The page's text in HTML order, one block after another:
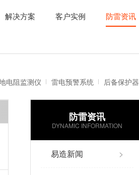
解决方案 客户实例 防雷资讯
电阻监测仪 雷电预警系统 后备保护器
雷电记录仪 智能防雷系统
防雷资讯
DYNAMIC INFORMATION
易造新闻 >